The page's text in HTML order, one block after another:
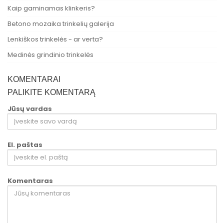
Kaip gaminamas klinkeris?
Betono mozaika trinkelių galerija
Lenkiškos trinkelės - ar verta?
Medinės grindinio trinkelės
KOMENTARAI
PALIKITE KOMENTARĄ
Jūsų vardas
El. paštas
Komentaras